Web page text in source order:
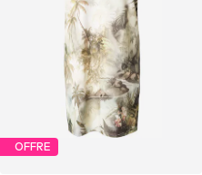
OFFRE